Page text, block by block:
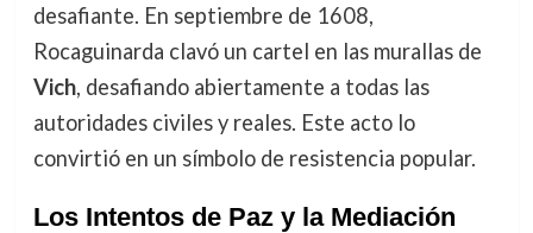
desafiante. En septiembre de 1608,
Rocaguinarda clavó un cartel en las murallas de
Vich, desafiando abiertamente a todas las
autoridades civiles y reales. Este acto lo
convirtió en un símbolo de resistencia popular.
Los Intentos de Paz y la Mediación